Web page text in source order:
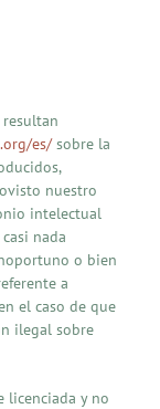
es/sobre la
nuestro
intelectual
nada
o bien
a
el caso de que
ilegal sobre
licenciada y no